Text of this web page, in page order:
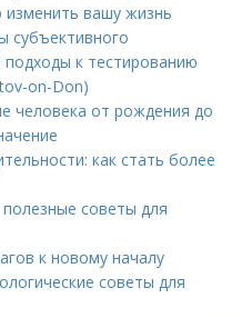
изменить вашу жизнь
субъективного
к тестированию
on-Don)
человека от рождения до
как стать более
советы для
к новому началу
советы для